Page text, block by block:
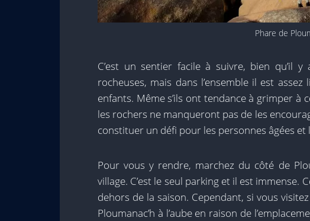
Phare de
C’est un sentier facile à suivre, bien qu’il
rocheuses, mais dans l’ensemble il est
enfants. Même s’ils ont tendance à grimper à
les rochers ne manqueront pas de les
constituer un défi pour les personnes âgées
Pour vous y rendre, marchez du côté de
village. C’est le seul parking et il est immense.
dehors de la saison. Cependant, si vous
Ploumanac’h à l’aube en raison de